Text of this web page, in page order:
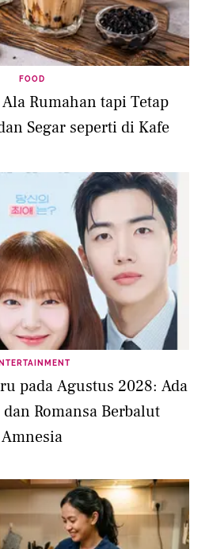
FOOD
Rumahan tapi Tetap
Segar seperti di Kafe
pada Agustus 2028: Ada
Romansa Berbalut
Amnesia